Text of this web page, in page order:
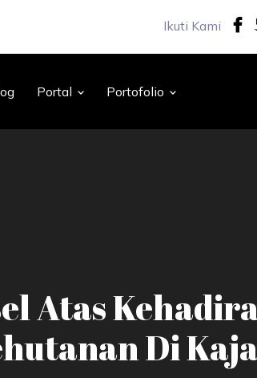
Ikuti Kami
Portal Portofolio
Atas
Di